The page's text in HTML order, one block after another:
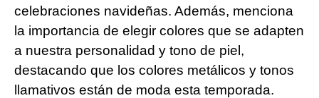
celebraciones navideñas. Además, menciona
la importancia de elegir colores que se adapten
a nuestra personalidad y tono de piel,
destacando que los colores metálicos y tonos
llamativos están de moda esta temporada.